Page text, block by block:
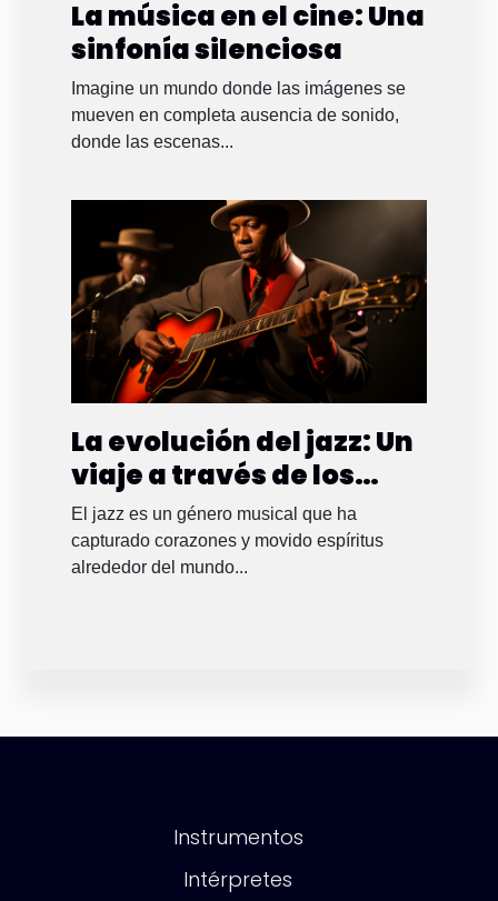
La música en el cine: Una
sinfonía silenciosa
Imagine un mundo donde las imágenes se
mueven en completa ausencia de sonido,
donde las escenas...
La evolución del jazz: Un
viaje a través de los
siglos
El jazz es un género musical que ha
capturado corazones y movido espíritus
alrededor del mundo...
Instrumentos
Intérpretes